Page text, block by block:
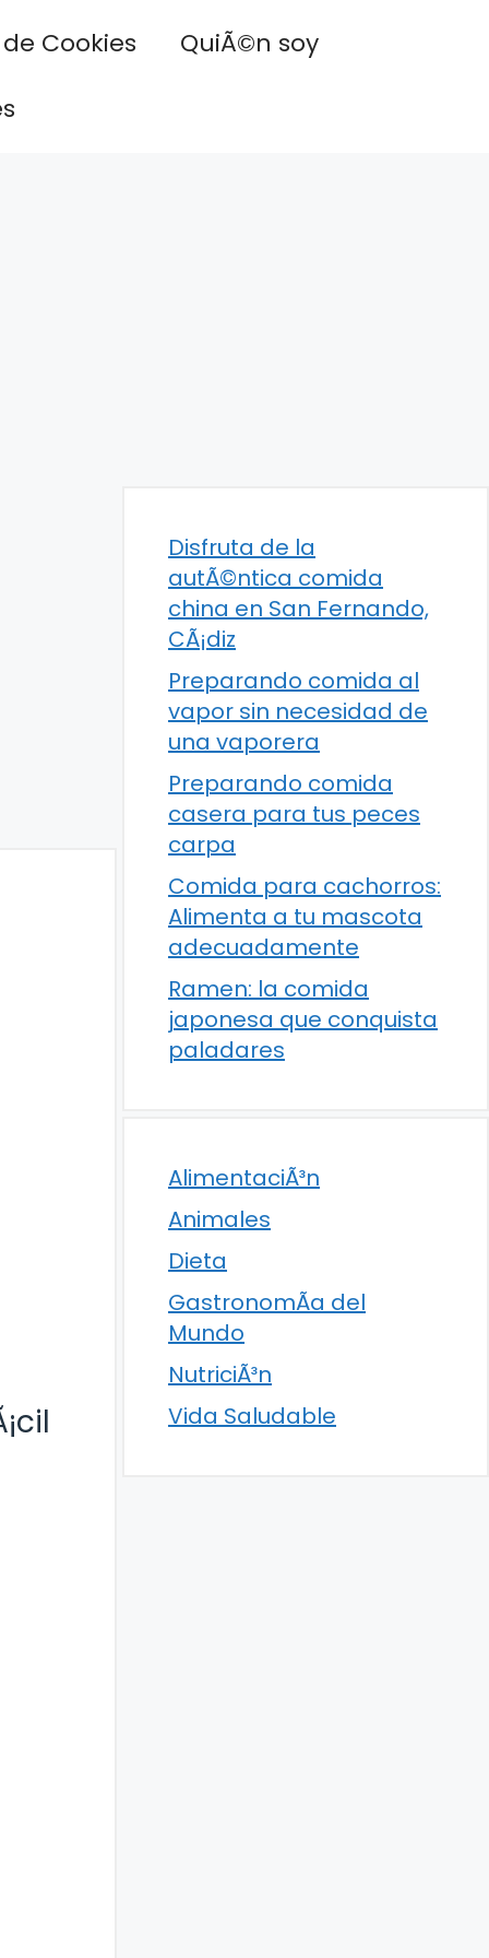
Cookies
QuiÃ©n soy
Disfruta de la
autÃ©ntica comida
china en San Fernando,
CÃ¡diz
Preparando comida al
vapor sin necesidad de
una vaporera
Preparando comida
casera para tus peces
carpa
Comida para cachorros:
Alimenta a tu mascota
adecuadamente
Ramen: la comida
japonesa que conquista
paladares
AlimentaciÃ³n
Animales
Dieta
GastronomÃ­a del
Mundo
NutriciÃ³n
Vida Saludable